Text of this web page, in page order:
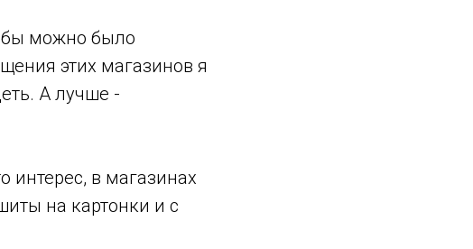
можно было
этих магазинов я
А лучше -
интерес, в магазинах
на картонки и с